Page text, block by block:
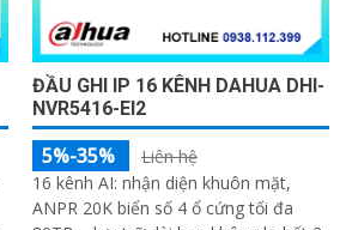
ĐẦU GHI IP 16 KÊNH DAHUA DHI-
NVR5416-EI2
5%-35%
Liên hệ
16 kênh AI: nhận diện khuôn mặt,
ANPR 20K biển số 4 ổ cứng tối đa